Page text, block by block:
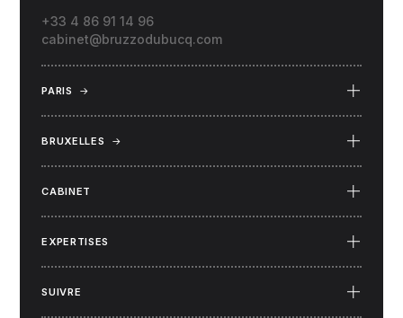
+33 4 86 91 14 96
cabinet@bruzzodubucq.com
PARIS →
BRUXELLES →
CABINET
EXPERTISES
SUIVRE
LinkedIn